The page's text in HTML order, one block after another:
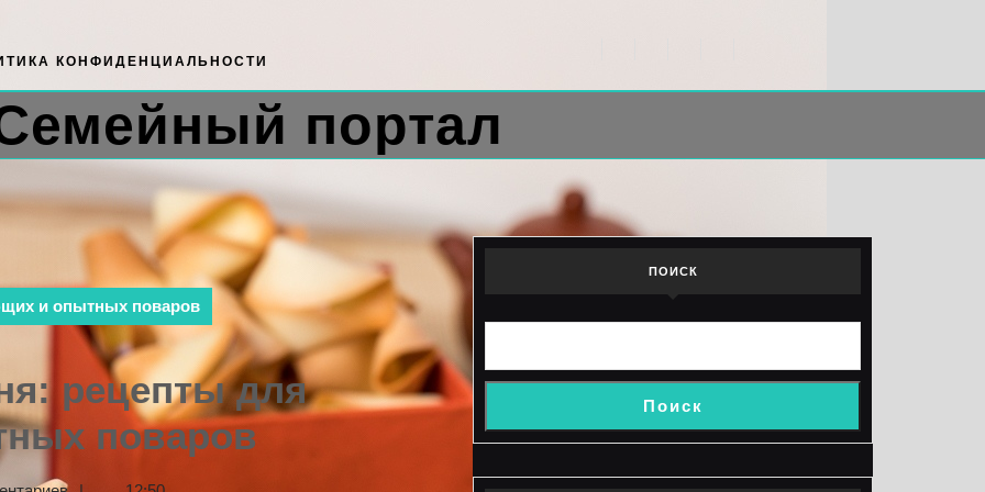
КОНФИДЕНЦИАЛЬНОСТИ
портал
и опытных поваров
рецепты для
поваров
ПОИСК
Поиск